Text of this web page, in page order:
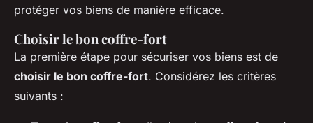
protéger vos biens de manière efficace.
Choisir le bon coffre-fort
La première étape pour sécuriser vos biens est de
choisir le bon coffre-fort. Considérez les critères
suivants :